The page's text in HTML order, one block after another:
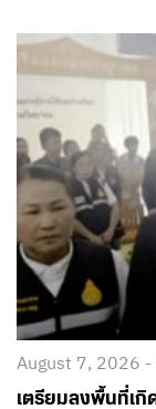
August 7, 2026
เตรียมลงพื้นที่เกิ